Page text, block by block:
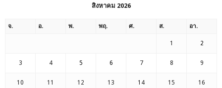
สิงหาคม 2026
จ. อ. พ. พฤ. ศ. ส. อา.
1 2
3 4 5 6 7 8 9
10 11 12 13 14 15 16